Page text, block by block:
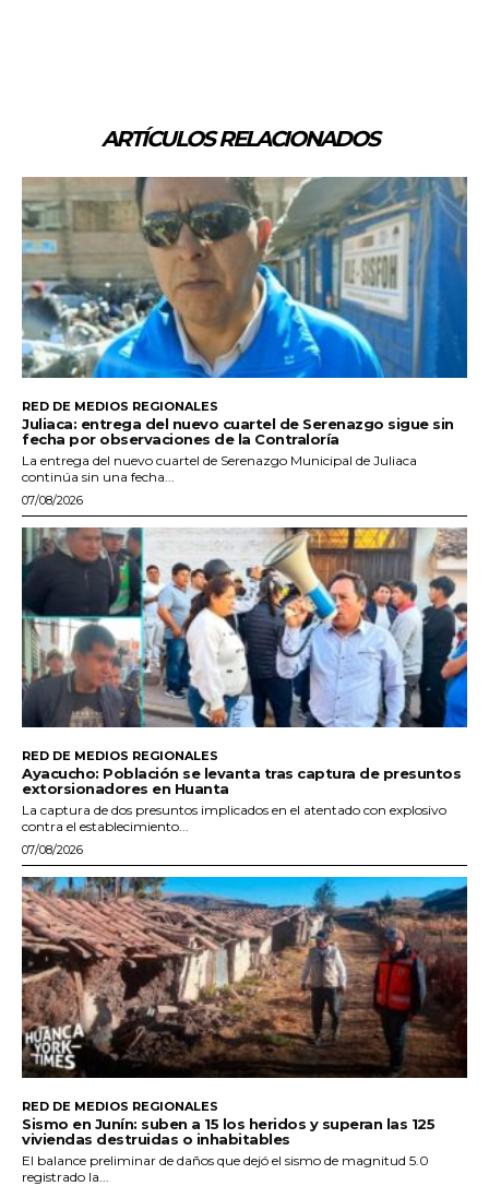
ARTÍCULOS RELACIONADOS
RED DE MEDIOS REGIONALES
Juliaca: entrega del nuevo cuartel de Serenazgo sigue sin
fecha por observaciones de la Contraloría
La entrega del nuevo cuartel de Serenazgo Municipal de Juliaca
continúa sin una fecha...
07/08/2026
RED DE MEDIOS REGIONALES
Ayacucho: Población se levanta tras captura de presuntos
extorsionadores en Huanta
La captura de dos presuntos implicados en el atentado con explosivo
contra el establecimiento...
07/08/2026
RED DE MEDIOS REGIONALES
Sismo en Junín: suben a 15 los heridos y superan las 125
viviendas destruidas o inhabitables
El balance preliminar de daños que dejó el sismo de magnitud 5.0
registrado la...